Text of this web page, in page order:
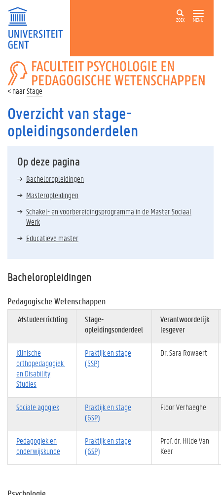
ZOEK MENU
FACULTEIT
PSYCHOLOGIE
EN
PEDAGOGISCHE
Stage
Overzicht van stage-
opleidingsonderdelen
Op deze pagina
Bacheloropleidingen
Masteropleidingen
Schakel- en voorbereidingsprogramma in de Master Sociaal
Werk
Educatieve master
Bacheloropleidingen
Pedagogische Wetenschappen
Afstudeerrichting
Stage-
opleidingsonderdeel
Verantwoordelijk
lesgever
Klinische
orthopedagogiek
en Disability
Studies
Praktijk en stage
(5SP)
Dr. Sara Rowaert
Sociale agogiek
Praktijk en stage
(6SP)
Floor Verhaeghe
Pedagogiek en
onderwijskunde
Praktijk en stage
(6SP)
Prof. dr. Hilde Van
Keer